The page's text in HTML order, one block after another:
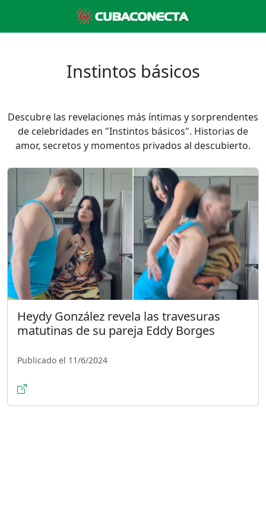
Instintos básicos
Descubre las revelaciones más íntimas y sorprendentes
de celebridades en "Instintos básicos". Historias de
amor, secretos y momentos privados al descubierto.
Heydy González revela las travesuras
matutinas de su pareja Eddy Borges
Publicado el 11/6/2024